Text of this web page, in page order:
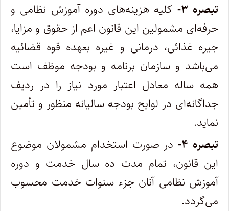
تبصره ۳-
کلیه هزینه‌های دوره آموزش نظامی و
حرفه‌ای مشمولین این قانون اعم از حقوق و مزایا،
جیره غذائی، درمانی و غیره بعهده قوه‌ قضائیه
می‌باشد و سازمان برنامه و بودجه موظف است
همه ساله معادل اعتبار مورد نیاز را در ردیف
جداگانه‌ای در لوایح بودجه سالیانه منظور و تأمین
‌نماید. ‌
تبصره ۴-
در صورت استخدام مشمولان موضوع
این قانون، تمام مدت ده سال خدمت و دوره
آموزش نظامی آنان جزء سنوات خدمت محسوب‌
می‌گردد. ‌